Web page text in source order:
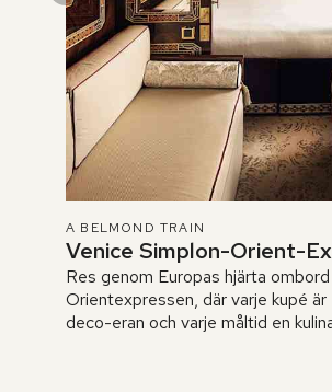
A BELMOND TRAIN
Venice Simplon-Orient-
Res genom Europas hjärta ombord
Orientexpressen, där varje kupé är
deco-eran och varje måltid en